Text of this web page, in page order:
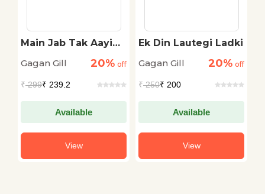
Aayi
20% off
Ek Din Lautegi Ladki
Gagan Gill
20% off
₹250 ₹ 200
Thapak Thapak
Gagan Gill
₹ 200